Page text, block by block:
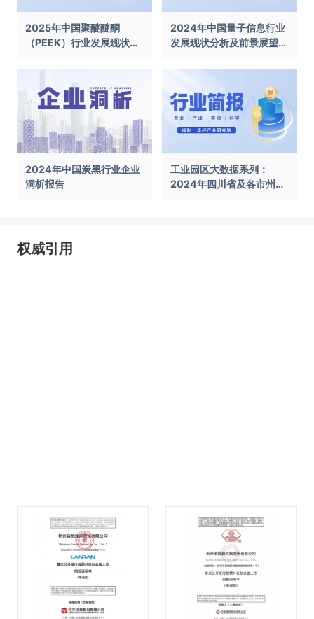
2025年中国聚醚醚酮
（PEEK）行业发展现状及
2024年中国量子信息行业
发展现状分析及前景展望报
2024年中国炭黑行业企业
洞析报告
工业园区大数据系列：
2024年四川省及各市州工
权威引用